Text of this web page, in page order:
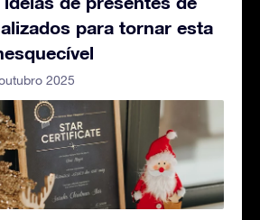
para tornar esta
2025